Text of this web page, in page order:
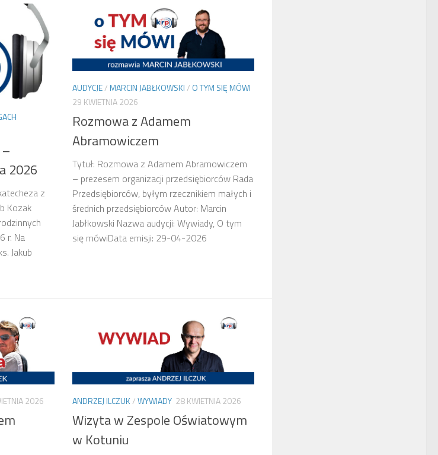
2026
z
Kozak
r. Na
Jakub
AUDYCJE/MARCIN JABŁKOWSKI/ O TYM SIĘ MÓWI
29 KWIETNIA 2026
Rozmowa z Adamem
Abramowiczem
Tytuł: Rozmowa z Adamem Abramowiczem
– prezesem organizacji przedsiębiorców Rada
Przedsiębiorców, byłym rzecznikiem małych i
średnich przedsiębiorców Autor: Marcin
Jabłkowski Nazwa audycji: Wywiady, O tym
się mówiData emisji: 29-04-2026
2026 ANDRZEJ ILCZUK/WYWIADY 28 KWIETNIA 2026
Wizyta w Zespole Oświatowym
w Kotuniu